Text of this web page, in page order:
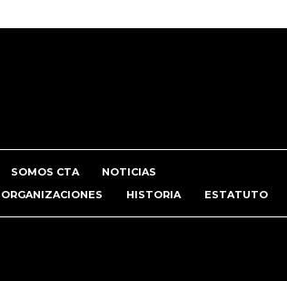
SOMOS CTA
NOTICIAS
ORGANIZACIONES HISTORIA ESTATUTO